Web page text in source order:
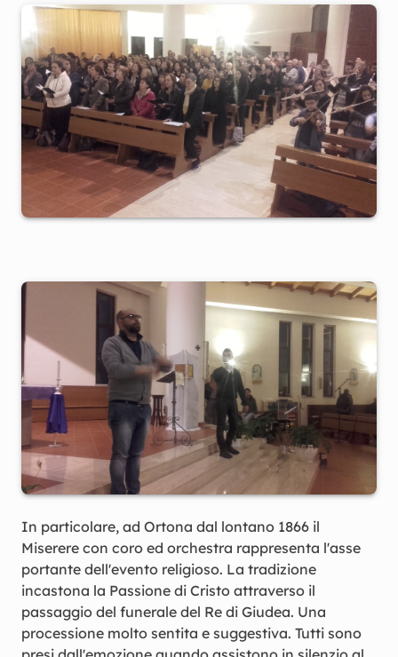
In particolare, ad Ortona dal lontano 1866 il
Miserere con coro ed orchestra rappresenta l'asse
portante dell'evento religioso. La tradizione
incastona la Passione di Cristo attraverso il
passaggio del funerale del Re di Giudea. Una
processione molto sentita e suggestiva. Tutti sono